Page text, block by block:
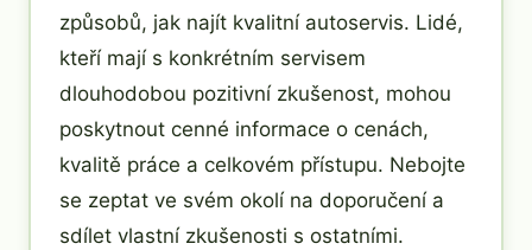
způsobů, jak najít kvalitní autoservis. Lidé,
kteří mají s konkrétním servisem
dlouhodobou pozitivní zkušenost, mohou
poskytnout cenné informace o cenách,
kvalitě práce a celkovém přístupu. Nebojte
se zeptat ve svém okolí na doporučení a
sdílet vlastní zkušenosti s ostatními.